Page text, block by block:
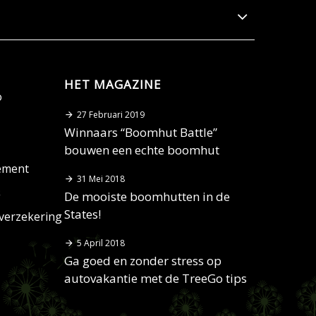
HET MAGAZINE
27 Februari 2019
Winnaars “Boomhut Battle”
bouwen een echte boomhut
31 Mei 2018
De mooiste boomhutten in de
States!
5 April 2018
Ga goed en zonder stress op
autovakantie met de TreeGo tips